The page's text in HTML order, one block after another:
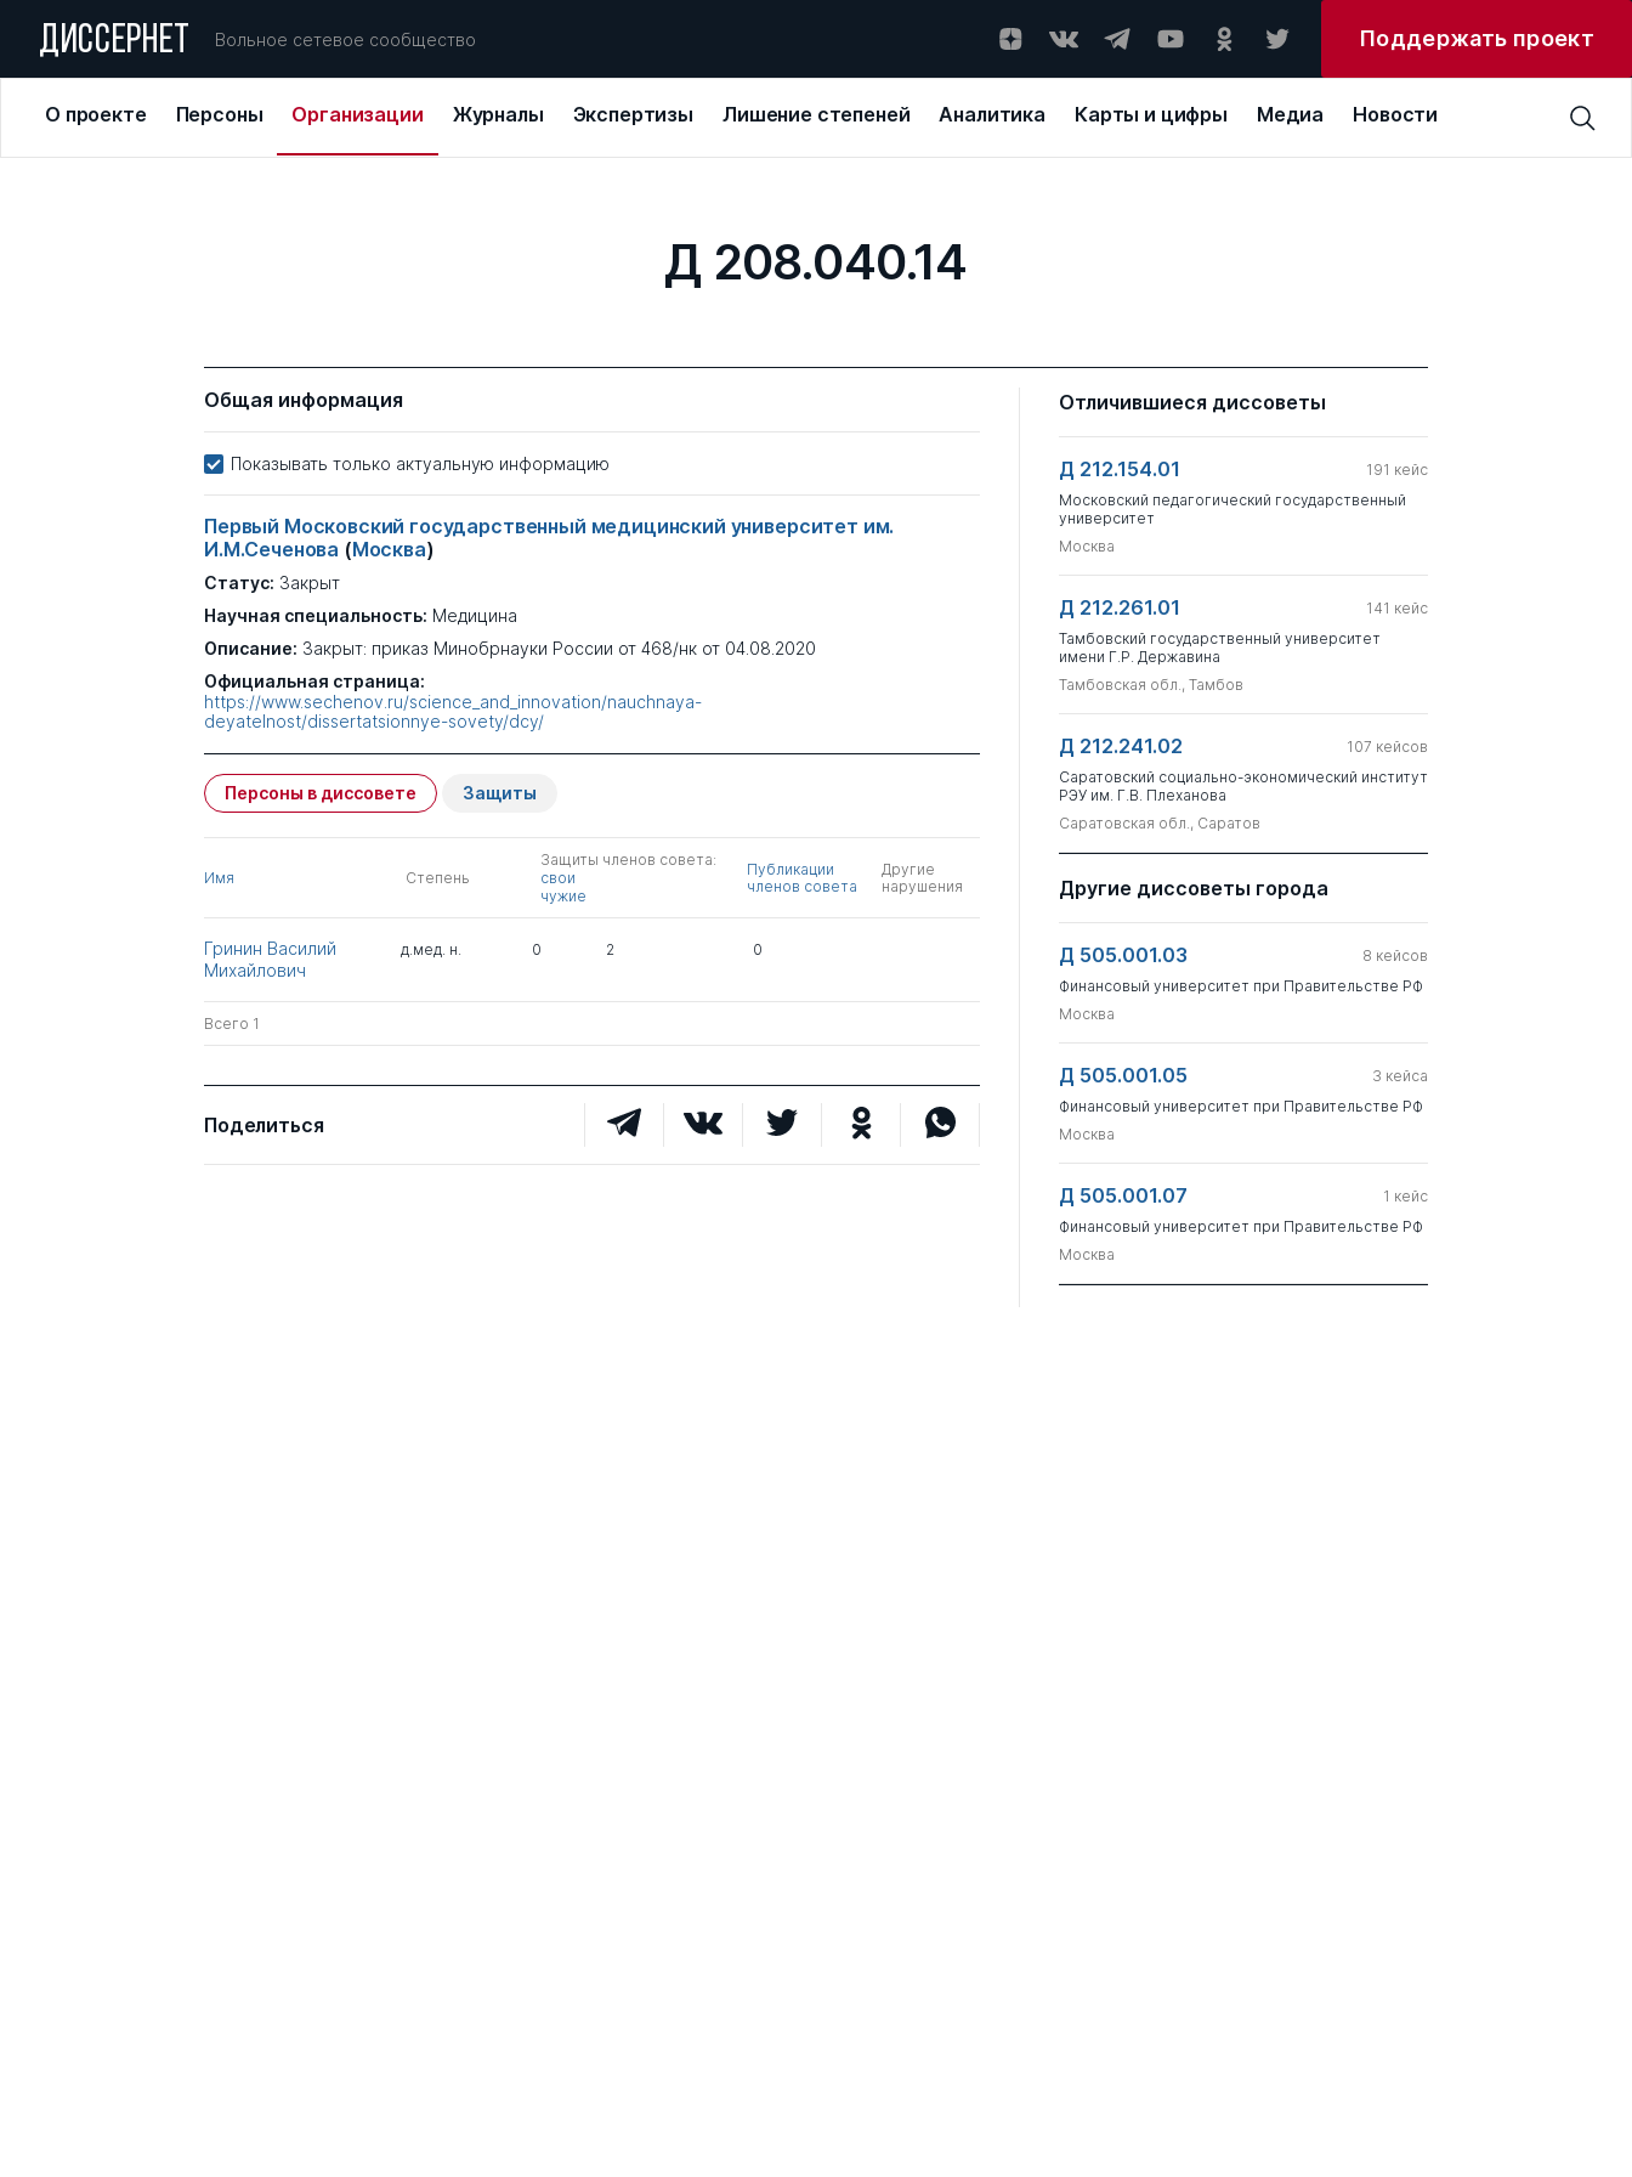
ДИССЕРНЕТ Вольное сетевое сообщество Поддержать проект
О проекте Персоны Организации Журналы Экспертизы Лишение степеней Аналитика Карты и цифры Медиа Новости
Д 208.040.14
Общая информация
Показывать только актуальную информацию
Первый Московский государственный медицинский университет им.
И.М.Сеченова (Москва)
Статус: Закрыт
Научная специальность: Медицина
Описание: Закрыт: приказ Минобрнауки России от 468/нк от 04.08.2020
Официальная страница:
https://www.sechenov.ru/science_and_innovation/nauchnaya-
deyatelnost/dissertatsionnye-sovety/dcy/
Персоны в диссовете Защиты
Имя Степень
Защиты членов совета:
свои
чужие
Публикации
членов совета
Другие
нарушения
Гринин Василий
Михайлович
д.мед. н. 0 2 0
Всего 1
Поделиться
Отличившиеся диссоветы
Д 212.154.01 191 кейс
Московский педагогический государственный
университет
Москва
Д 212.261.01 141 кейс
Тамбовский государственный университет
имени Г.Р. Державина
Тамбовская обл., Тамбов
Д 212.241.02 107 кейсов
Саратовский социально-экономический институт
РЭУ им. Г.В. Плеханова
Саратовская обл., Саратов
Другие диссоветы города
Д 505.001.03 8 кейсов
Финансовый университет при Правительстве РФ
Москва
Д 505.001.05 3 кейса
Финансовый университет при Правительстве РФ
Москва
Д 505.001.07 1 кейс
Финансовый университет при Правительстве РФ
Москва